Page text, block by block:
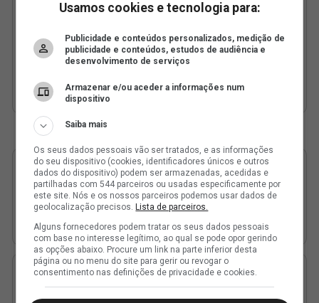
Usamos cookies e tecnologia para:
Publicidade e conteúdos personalizados, medição de
publicidade e conteúdos, estudos de audiência e
desenvolvimento de serviços
Armazenar e/ou aceder a informações num
dispositivo
Saiba mais
Os seus dados pessoais vão ser tratados, e as informações
do seu dispositivo (cookies, identificadores únicos e outros
dados do dispositivo) podem ser armazenadas, acedidas e
partilhadas com 544 parceiros ou usadas especificamente por
este site. Nós e os nossos parceiros podemos usar dados de
geolocalização precisos. Lista de parceiros.
Alguns fornecedores podem tratar os seus dados pessoais
com base no interesse legítimo, ao qual se pode opor gerindo
as opções abaixo. Procure um link na parte inferior desta
página ou no menu do site para gerir ou revogar o
consentimento nas definições de privacidade e cookies.